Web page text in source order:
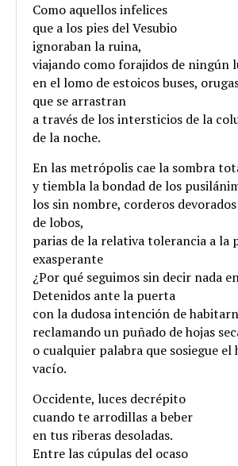
Como aquellos infelices
que a los pies del Vesubio
ignoraban la ruina,
viajando como forajidos de ningún
en el lomo de estoicos buses,
que se arrastran
a través de los intersticios de la
de la noche.
En las metrópolis cae la sombra
y tiembla la bondad de los
los sin nombre, corderos
de lobos,
parias de la relativa tolerancia a la
exasperante
¿Por qué seguimos sin decir nada
Detenidos ante la puerta
con la dudosa intención de
reclamando un puñado de hojas
o cualquier palabra que sosiegue el
vacío.
Occidente, luces decrépito
cuando te arrodillas a beber
en tus riberas desoladas.
Entre las cúpulas del ocaso